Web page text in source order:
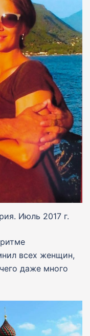
Июль 2017 г.
всех женщин,
даже много